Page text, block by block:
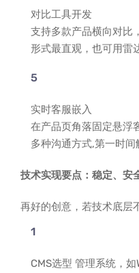
对比工具开发
支持多款产品横向对比
形式最直观，也可用雷
实时客服嵌入
在产品页角落固定悬浮
多种沟通方式,第一时间
技术实现要点：稳定、安
再好的创意，若技术底层
CMS选型 管理系统，